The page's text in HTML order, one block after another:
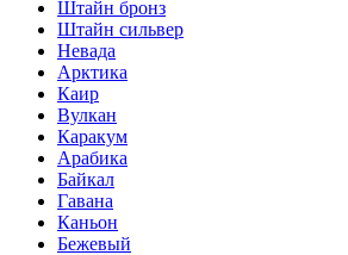
Штайн бронз
Штайн сильвер
Невада
Арктика
Каир
Вулкан
Каракум
Арабика
Байкал
Гавана
Каньон
Бежевый